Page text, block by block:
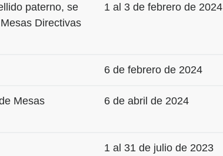
paterno, se
Directivas
1 al 3 de febrero de 2024
6 de febrero de 2024
Mesas 6 de abril de 2024
1 al 31 de julio de 2023